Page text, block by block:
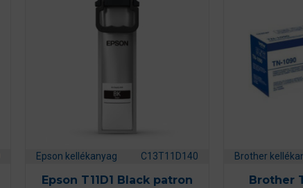
Epson kellékanyag C13T11D140
Epson T11D1 Black patron
Brother
Brother